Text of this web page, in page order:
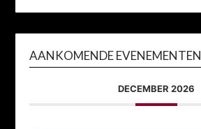
AANKOMENDE EVENEMENTEN
DECEMBER 2026